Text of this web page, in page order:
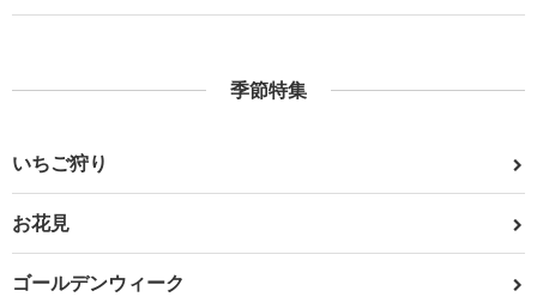
季節特集
いちご狩り
お花見
ゴールデンウィーク